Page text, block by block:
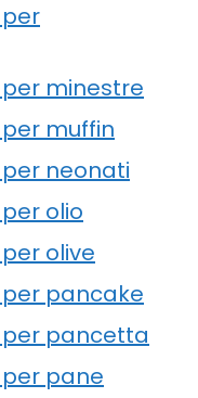
minestre
muffin
neonati
olio
olive
pancake
per pancetta
pane